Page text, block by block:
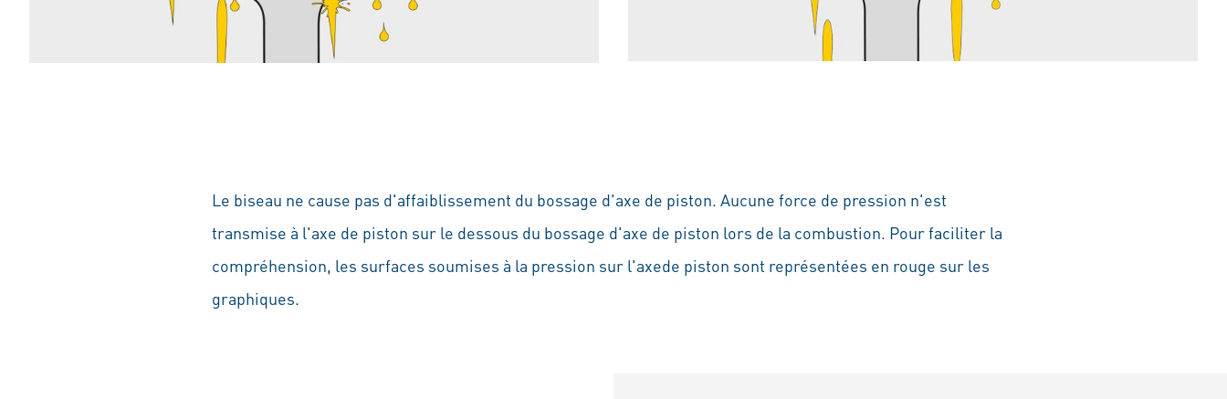
Le biseau ne cause pas d'affaiblissement du bossage d'axe de piston. Aucune force de pression n'est
transmise à l'axe de piston sur le dessous du bossage d'axe de piston lors de la combustion. Pour faciliter la
compréhension, les surfaces soumises à la pression sur l'axede piston sont représentées en rouge sur les
graphiques.